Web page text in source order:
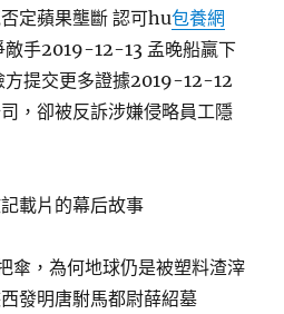
定蘋果壟斷 認可hu包養網
敵手2019-12-13 孟晚船贏下
方提交更多證據2019-12-12
，卻被反訴涉嫌侵略員工隱
載片的幕后故事
傘，為何地球仍是被塑料渣滓
發明唐駙馬都尉薛紹墓